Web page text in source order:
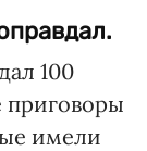
100
приговоры
имели